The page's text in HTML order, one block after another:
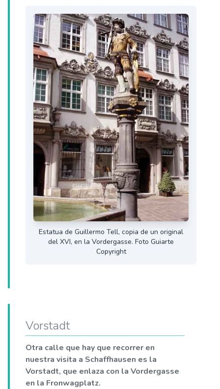
Estatua de Guillermo Tell, copia de un original
del XVI, en la Vordergasse. Foto Guiarte
Copyright
Vorstadt
Otra calle que hay que recorrer en
nuestra visita a Schaffhausen es la
Vorstadt, que enlaza con la Vordergasse
en la Fronwagplatz.